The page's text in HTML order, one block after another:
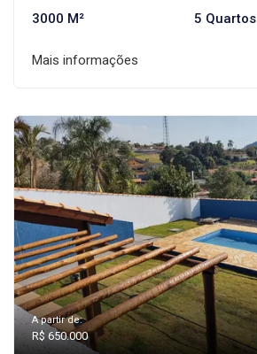
3000 M² 5 Quartos
Mais informações
A partir de:
R$ 650.000